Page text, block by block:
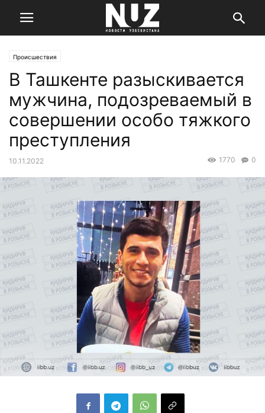
Происшествия
В Ташкенте разыскивается
мужчина, подозреваемый в
совершении особо тяжкого
преступления
10.11.2022 0
1770